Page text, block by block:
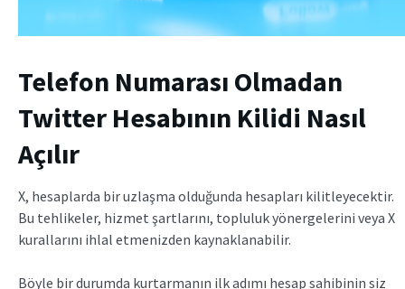
Telefon Numarası Olmadan
Twitter Hesabının Kilidi Nasıl
Açılır
X, hesaplarda bir uzlaşma olduğunda hesapları kilitleyecektir.
Bu tehlikeler, hizmet şartlarını, topluluk yönergelerini veya X
kurallarını ihlal etmenizden kaynaklanabilir.
Böyle bir durumda kurtarmanın ilk adımı hesap sahibinin siz